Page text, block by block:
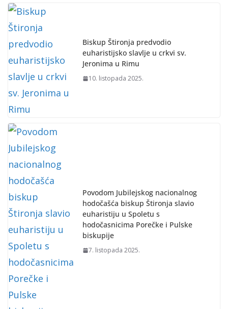
Biskup Štironja predvodio
euharistijsko slavlje u crkvi sv.
Jeronima u Rimu
10. listopada 2025.
Povodom Jubilejskog nacionalnog
hodočašća biskup Štironja slavio
euharistiju u Spoletu s
hodočasnicima Porečke i Pulske
biskupije
7. listopada 2025.